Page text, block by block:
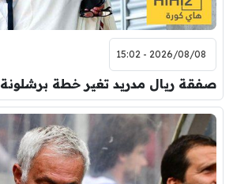
2026/08/08 - 15:02
صفقة ريال مدريد تغير خطة برشلونة